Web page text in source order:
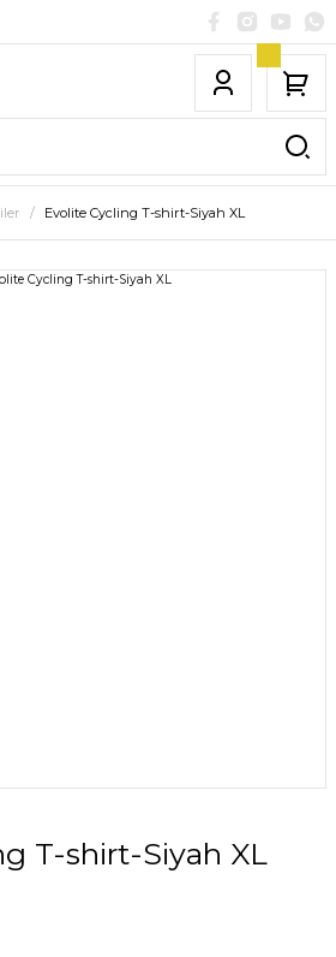
Evolite Cycling T-shirt-Siyah XL
T-shirt-Siyah XL